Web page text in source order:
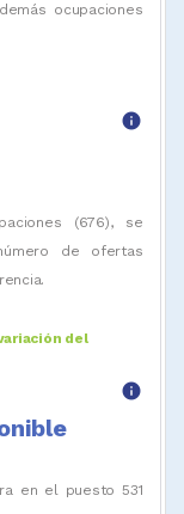
ocupaciones
info
(676), se
de ofertas
del
info
en el puesto 531